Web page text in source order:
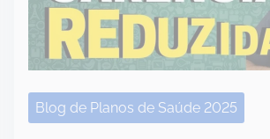
Blog de Planos de Saúde 2025